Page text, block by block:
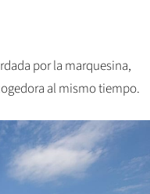
por la marquesina,
al mismo tiempo.